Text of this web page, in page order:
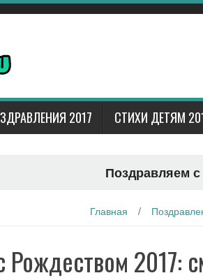
2017 СТИХИ ДЕТЯМ
Поздравляем с
Главная /
2017: